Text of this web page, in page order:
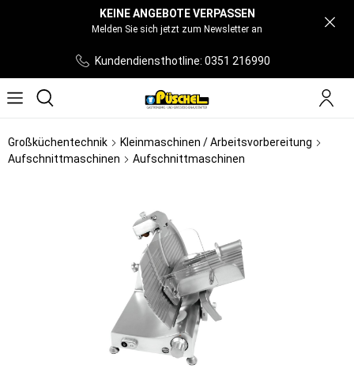
KEINE ANGEBOTE VERPASSEN
Melden Sie sich jetzt zum Newsletter an
Kundendiensthotline: 0351 216990
Großküchentechnik
Kleinmaschinen / Arbeitsvorbereitung
Aufschnittmaschinen
Aufschnittmaschinen